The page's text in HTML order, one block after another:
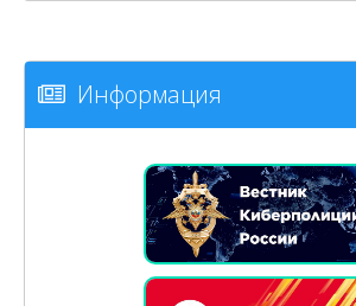
Информация